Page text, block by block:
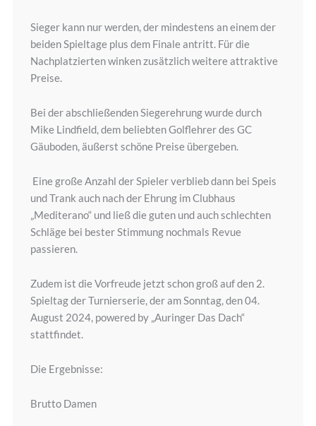
Sieger kann nur werden, der mindestens an einem der
beiden Spieltage plus dem Finale antritt. Für die
Nachplatzierten winken zusätzlich weitere attraktive
Preise.
Bei der abschließenden Siegerehrung wurde durch
Mike Lindfield, dem beliebten Golflehrer des GC
Gäuboden, äußerst schöne Preise übergeben.
Eine große Anzahl der Spieler verblieb dann bei Speis
und Trank auch nach der Ehrung im Clubhaus
„Mediterano“ und ließ die guten und auch schlechten
Schläge bei bester Stimmung nochmals Revue
passieren.
Zudem ist die Vorfreude jetzt schon groß auf den 2.
Spieltag der Turnierserie, der am Sonntag, den 04.
August 2024, powered by „Auringer Das Dach“
stattfindet.
Die Ergebnisse:
Brutto Damen